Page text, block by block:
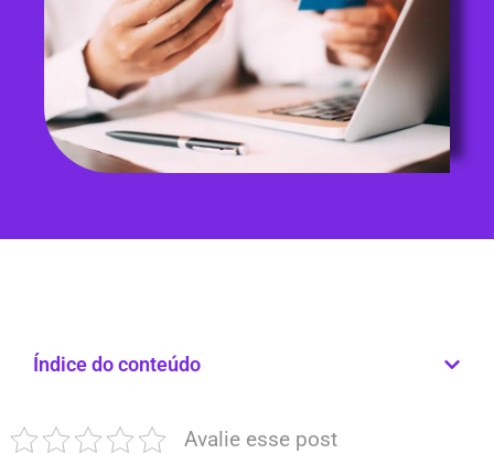
Índice do conteúdo
Avalie esse post